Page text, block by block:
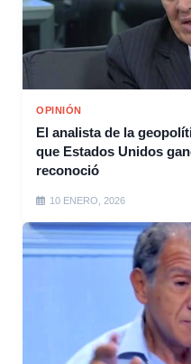
OPINIÓN
El analista de la
que Estados Unidos
reconoció
10 ENERO, 2026